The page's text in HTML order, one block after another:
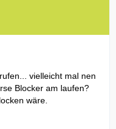
vielleicht mal nen
Blocker am laufen?
wäre.